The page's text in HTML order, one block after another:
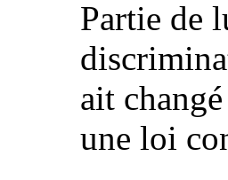
Partie de
ait
une loi